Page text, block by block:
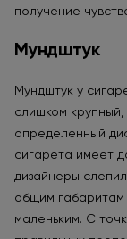
получение
Мундштук
Мундштук у
слишком крупный,
определенный
сигарета имеет
дизайнеры
общим габаритам
маленьким. С